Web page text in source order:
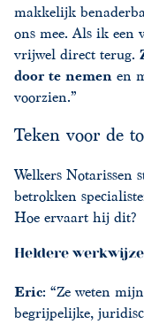
makkelijk
ons mee. Als ik een
vrijwel direct terug.
door te nemen en
voorzien.”
Teken voor de
Welkers Notarissen
betrokken
Hoe ervaart hij dit?
Heldere werkwijze
Eric: “Ze weten
begrijpelijke,